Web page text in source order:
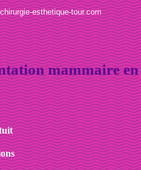
esthetique-tour.com
mammaire